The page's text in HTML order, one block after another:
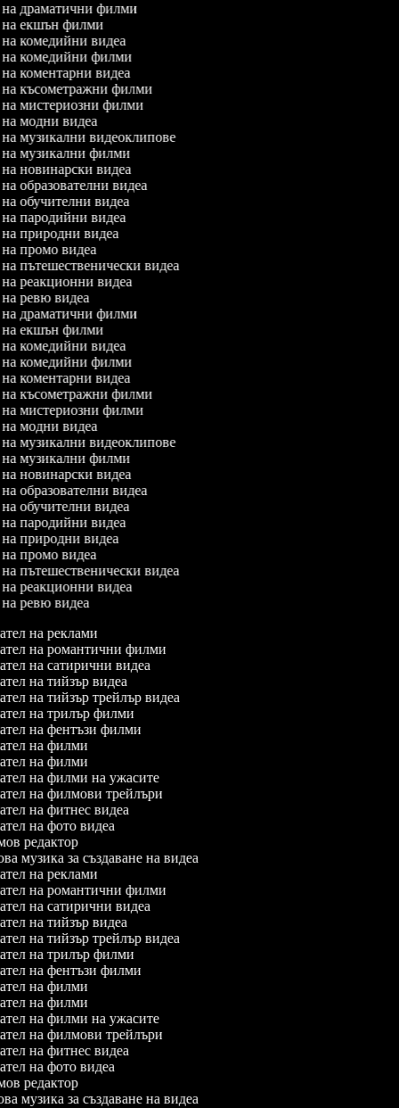
на драматични филми
на екшън филми
на комедийни видеа
на комедийни филми
на коментарни видеа
на късометражни филми
на мистериозни филми
на модни видеа
на музикални видеоклипове
на музикални филми
на новинарски видеа
на образователни видеа
на обучителни видеа
на пародийни видеа
на природни видеа
на промо видеа
на пътешественически видеа
на реакционни видеа
на ревю видеа
на драматични филми
на екшън филми
на комедийни видеа
на комедийни филми
на коментарни видеа
на късометражни филми
на мистериозни филми
на модни видеа
на музикални видеоклипове
на музикални филми
на новинарски видеа
на образователни видеа
на обучителни видеа
на пародийни видеа
на природни видеа
на промо видеа
на пътешественически видеа
на реакционни видеа
на ревю видеа
на реклами
на романтични филми
на сатирични видеа
на тийзър видеа
на тийзър трейлър видеа
на трилър филми
на фентъзи филми
на филми
на филми
на филми на ужасите
на филмови трейлъри
на фитнес видеа
на фото видеа
редактор
музика за създаване на видеа
на реклами
на романтични филми
на сатирични видеа
на тийзър видеа
на тийзър трейлър видеа
на трилър филми
на фентъзи филми
на филми
на филми
на филми на ужасите
на филмови трейлъри
на фитнес видеа
на фото видеа
редактор
музика за създаване на видеа